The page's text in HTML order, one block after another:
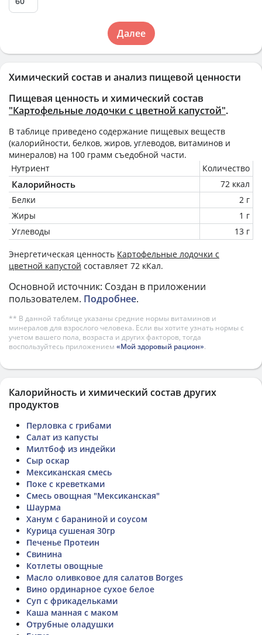
Химический состав и анализ пищевой ценности
Пищевая ценность и химический состав
"Картофельные лодочки с цветной капустой".
В таблице приведено содержание пищевых веществ
(калорийности, белков, жиров, углеводов, витаминов и
минералов) на 100 грамм съедобной части.
Нутриент
Количество
Калорийность
72 ккал
Белки
2 г
Жиры
1 г
Углеводы
13 г
Энергетическая ценность Картофельные лодочки с
цветной капустой составляет 72 кКал.
Основной источник: Создан в приложении
пользователем. Подробнее.
** В данной таблице указаны средние нормы витаминов и
минералов для взрослого человека. Если вы хотите узнать нормы с
учетом вашего пола, возраста и других факторов, тогда
воспользуйтесь приложением «Мой здоровый рацион».
Далее
Калорийность и химический состав других
продуктов
Перловка с грибами
Салат из капусты
Милтбоф из индейки
Сыр оскар
Мексиканская смесь
Поке с креветками
Смесь овощная "Мексиканская"
Шаурма
Ханум с бараниной и соусом
Курица сушеная 30гр
Печенье Протеин
Свинина
Котлеты овощные
Масло оливковое для салатов Borges
Вино ординарное сухое белое
Суп с фрикадельками
Каша манная с маком
Отрубные оладушки